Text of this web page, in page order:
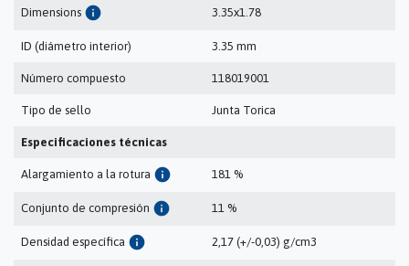
Dimensions info 3.35x1.78
ID (diámetro interior) 3.35 mm
Número compuesto 118019001
Tipo de sello Junta Torica
Especificaciones técnicas
Alargamiento a la rotura info 181 %
Conjunto de compresión info 11 %
Densidad específica info 2,17 (+/-0,03) g/cm3